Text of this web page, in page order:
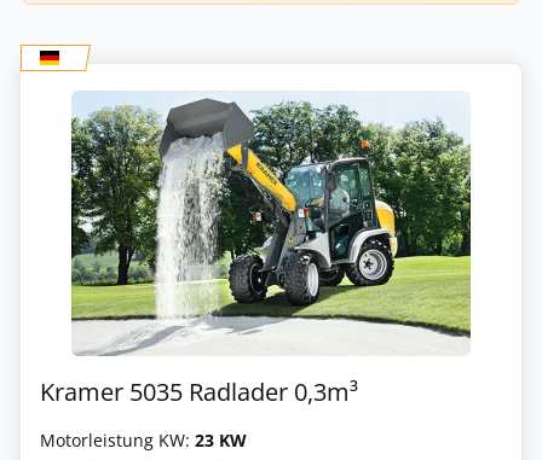
Kramer 5035 Radlader 0,3m³
Motorleistung KW: 23 KW